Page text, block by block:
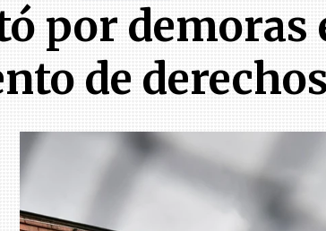
por demoras
de